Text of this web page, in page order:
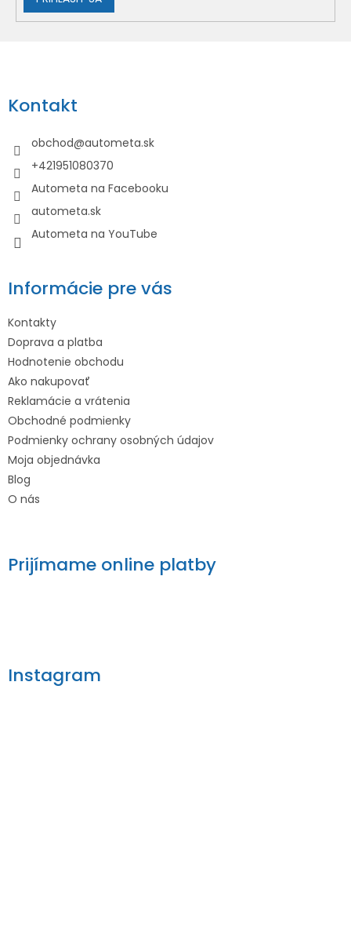
p
äKontakt
obchod@autometa.sk
+421951080370
Autometa na Facebooku
autometa.sk
Autometa na YouTube
Informácie pre vás
Kontakty
Doprava a platba
Hodnotenie obchodu
Ako nakupovať
Reklamácie a vrátenia
Obchodné podmienky
Podmienky ochrany osobných údajov
Moja objednávka
Blog
O nás
Prijímame online platby
Instagram